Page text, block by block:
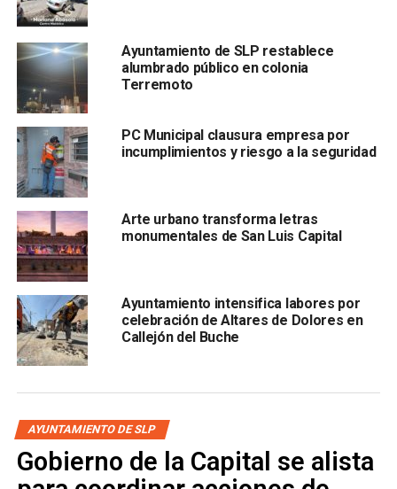
Estas acciones forman parte de la jornada de vacunación
que mantiene el
Ayuntamiento de San Luis Potosí
respuesta a la demanda de dueñas y propietarios de
felinos domésticos y canes, interesados por la salud de
estos seres sintientes.
El CIBA dio a conocer que promover la salud de los
animales de compañía es una prioridad, por lo que se
seguirán con estos recorridos en la ciudad para que más
familias tengan acceso a este servicio esencial, con lo
que igualmente, se coadyuva en la conservación de la
salud pública.
Ayuntamiento de SLP restablece
alumbrado público en colonia
Terremoto
PC Municipal clausura empresa por
incumplimientos y riesgo a la seguridad
Arte urbano transforma letras
monumentales de San Luis Capital
Ayuntamiento intensifica labores por
celebración de Altares de Dolores en
Callejón del Buche
AYUNTAMIENTO DE SLP
Gobierno de la Capital se alista